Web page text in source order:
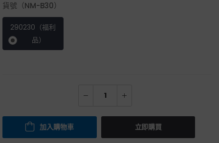
貨號（NM-B30）
290230（福利
品）
加入購物車 立即購買